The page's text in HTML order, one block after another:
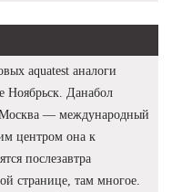
aquatest аналоги
Ноябрьск. Данабол
Москва — международный
центром она к
послезавтра
странице, там многое.